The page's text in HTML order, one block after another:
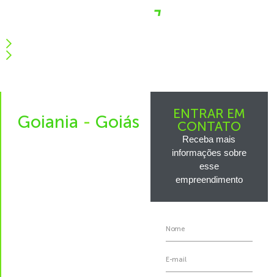
Goiania - Goiás
ENTRAR EM
CONTATO
Receba mais
informações sobre
esse
empreendimento